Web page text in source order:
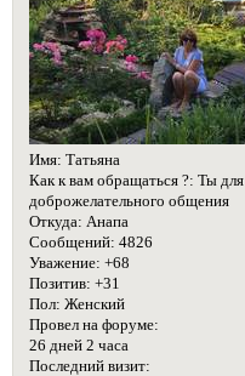
Имя: Татьяна
Как к вам обращаться ?: Ты для
доброжелательного общения
Откуда: Анапа
Сообщений: 4826
Уважение: +68
Позитив: +31
Пол: Женский
Провел на форуме:
26 дней 2 часа
Последний визит: